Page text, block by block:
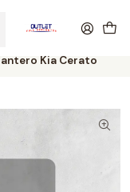
Kia Cerato